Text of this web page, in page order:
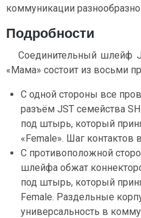
коммуникации
Подробности
Соединительный шлейф
«Мама» состоит из восьми
С одной стороны все
разъём JST семейства
под штырь, который
«Female». Шаг
С противоположной
шлейфа обжат
под штырь, который
Female. Раздельные
универсальность в